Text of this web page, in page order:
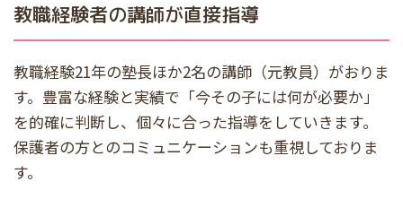
教職経験者の講師が直接指導
教職経験21年の塾長ほか2名の講師（元教員）がおりま
す。豊富な経験と実績で「今その子には何が必要か」
を的確に判断し、個々に合った指導をしていきます。
保護者の方とのコミュニケーションも重視しておりま
す。